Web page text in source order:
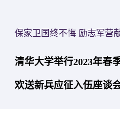
保家卫国终不悔 励志军营
清华大学举行2023年春
欢送新兵应征入伍座谈